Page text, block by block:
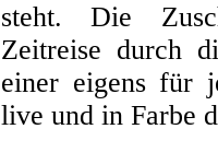
steht. Die
Zeitreise durch
einer eigens für
live und in Farbe